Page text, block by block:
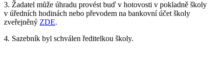
3. Žadatel může úhradu provést buď v hotovosti v pokladně školy
v úředních hodinách nebo převodem na bankovní účet školy
zveřejněný ZDE.
4. Sazebník byl schválen ředitelkou školy.